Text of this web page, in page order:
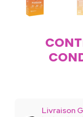
Livraison